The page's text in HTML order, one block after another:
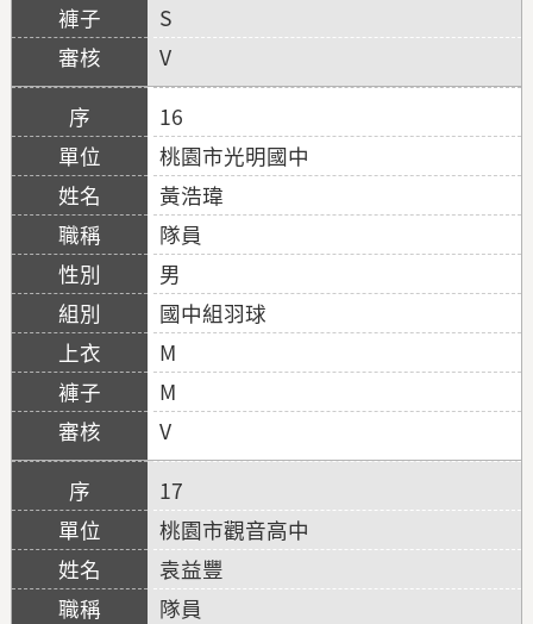
S
V
16
桃園市光明國中
黃浩瑋
隊員
男
國中組羽球
M
M
V
17
桃園市觀音高中
袁益豐
隊員